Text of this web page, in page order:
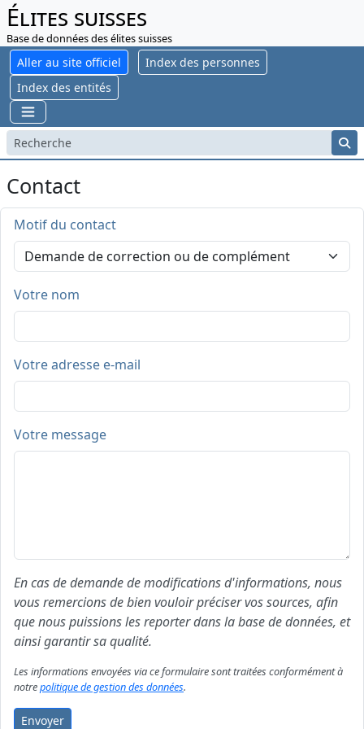
Élites suisses
Base de données des élites suisses
Aller au site officiel
Index des personnes
Index des entités
Contact
Motif du contact
Votre nom
Votre adresse e-mail
Votre message
En cas de demande de modifications d'informations, nous
vous remercions de bien vouloir préciser vos sources, afin
que nous puissions les reporter dans la base de données, et
ainsi garantir sa qualité.
Les informations envoyées via ce formulaire sont traitées conformément à
notrepolitique de gestion des données.
Envoyer